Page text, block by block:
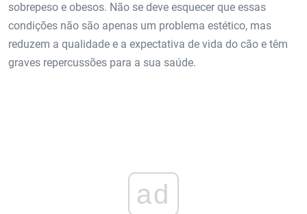
sobrepeso e obesos. Não se deve esquecer que essas
condições não são apenas um problema estético, mas
reduzem a qualidade e a expectativa de vida do cão e têm
graves repercussões para a sua saúde.
ad